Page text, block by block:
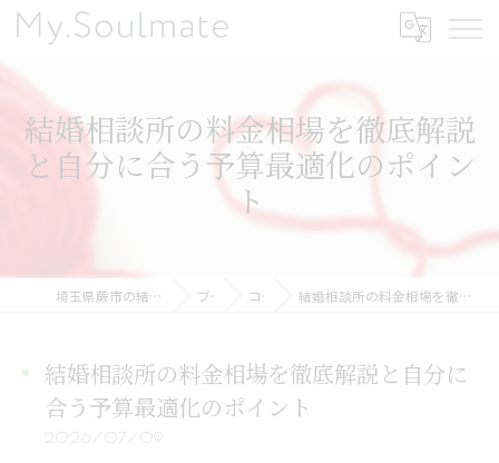
結婚相談所の料金相場を徹底解説
と自分に合う予算最適化のポイン
ト
埼玉県蕨市の結婚相談所ならMy.Soulmate ブログ コラム 結婚相談所の料金相場を徹底解説と自分に合う予算最適化のポイント
結婚相談所の料金相場を徹底解説と自分に
合う予算最適化のポイント
2026/07/09